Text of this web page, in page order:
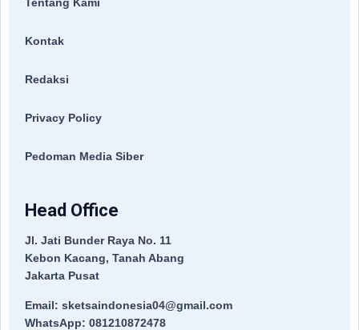
Kontak
Redaksi
Privacy Policy
Pedoman Media Siber
Head Office
Jl. Jati Bunder Raya No. 11
Kebon Kacang, Tanah Abang
Jakarta Pusat
Email: sketsaindonesia04@gmail.com
WhatsApp: 081210872478